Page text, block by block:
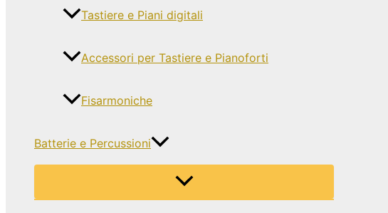
Tastiere e Piani digitali
Accessori per Tastiere e Pianoforti
Fisarmoniche
Batterie e Percussioni